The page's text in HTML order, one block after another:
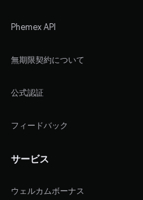
Phemex API
無期限契約について
公式認証
フィードバック
サービス
ウェルカムボーナス